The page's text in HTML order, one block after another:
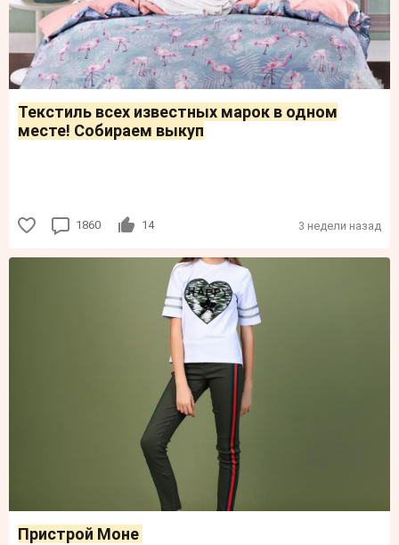
Текстиль всех известных марок в одном
месте! Собираем выкуп
1860 14 3 недели назад
Пристрой Моне